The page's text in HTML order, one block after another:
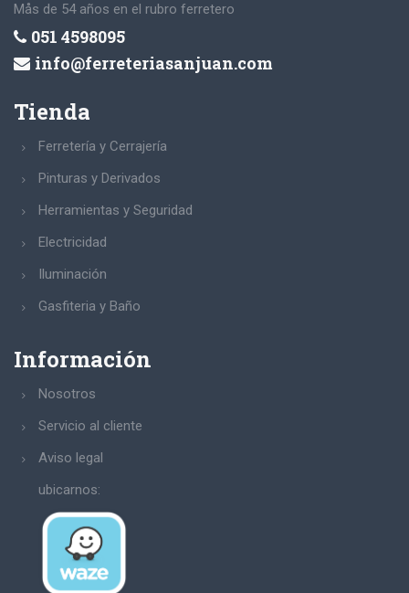
Mås de 54 años en el rubro ferretero
051 4598095
info@ferreteriasanjuan.com
Tienda
Ferretería y Cerrajería
Pinturas y Derivados
Herramientas y Seguridad
Electricidad
Iluminación
Gasfiteria y Baño
Información
Nosotros
Servicio al cliente
Aviso legal
ubicarnos: